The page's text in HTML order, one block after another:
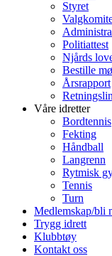
Styret
Politiattest
Njårds
Bestille
Årsrapport
Våre idretter
Bordtennis
Fekting
Håndball
Langrenn
Rytmisk
Tennis
Turn
Medlemskap/bli
Trygg idrett
Klubbtøy
Kontakt oss